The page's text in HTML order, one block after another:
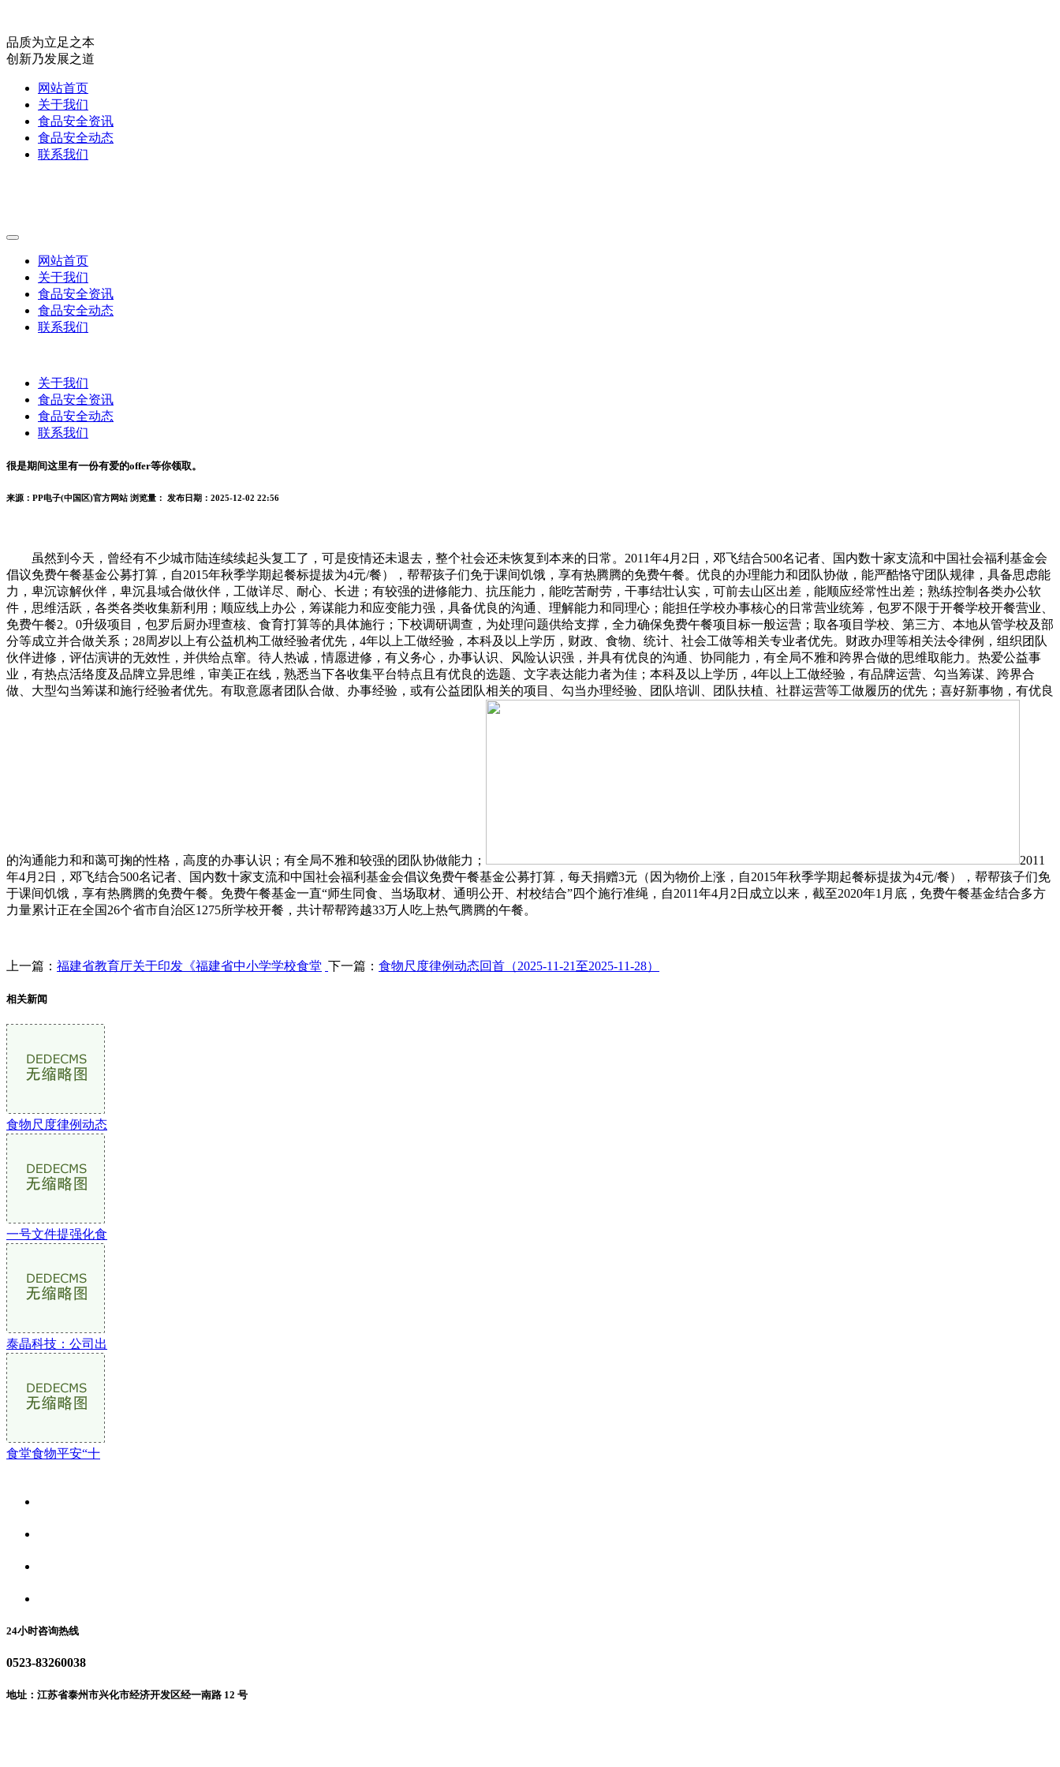
品质为立足之本
创新乃发展之道
网站首页
关于我们
食品安全资讯
食品安全动态
联系我们
网站首页
关于我们
食品安全资讯
食品安全动态
联系我们
关于我们
食品安全资讯
食品安全动态
联系我们
很是期间这里有一份有爱的offer等你领取。
来源：PP电子(中国区)官方网站 浏览量： 发布日期：2025-12-02 22:56
虽然到今天，曾经有不少城市陆连续续起头复工了，可是疫情还未退去，整个社会还未恢复到本来的日常。2011年4月2日，邓飞结合500名记者、国内数十家支流和中国社会福利基金会
倡议免费午餐基金公募打算，自2015年秋季学期起餐标提拔为4元/餐），帮帮孩子们免于课间饥饿，享有热腾腾的免费午餐。优良的办理能力和团队协做，能严酷恪守团队规律，具备思虑能
力，卑沉谅解伙伴，卑沉县域合做伙伴，工做详尽、耐心、长进；有较强的进修能力、抗压能力，能吃苦耐劳，干事结壮认实，可前去山区出差，能顺应经常性出差；熟练控制各类办公软
件，思维活跃，各类各类收集新利用；顺应线上办公，筹谋能力和应变能力强，具备优良的沟通、理解能力和同理心；能担任学校办事核心的日常营业统筹，包罗不限于开餐学校开餐营业、
免费午餐2。0升级项目，包罗后厨办理查核、食育打算等的具体施行；下校调研调查，为处理问题供给支撑，全力确保免费午餐项目标一般运营；取各项目学校、第三方、本地从管学校及部
分等成立并合做关系；28周岁以上有公益机构工做经验者优先，4年以上工做经验，本科及以上学历，财政、食物、统计、社会工做等相关专业者优先。财政办理等相关法令律例，组织团队
伙伴进修，评估演讲的无效性，并供给点窜。待人热诚，情愿进修，有义务心，办事认识、风险认识强，并具有优良的沟通、协同能力，有全局不雅和跨界合做的思维取能力。热爱公益事
业，有热点活络度及品牌立异思维，审美正在线，熟悉当下各收集平台特点且有优良的选题、文字表达能力者为佳；本科及以上学历，4年以上工做经验，有品牌运营、勾当筹谋、跨界合
做、大型勾当筹谋和施行经验者优先。有取意愿者团队合做、办事经验，或有公益团队相关的项目、勾当办理经验、团队培训、团队扶植、社群运营等工做履历的优先；喜好新事物，有优良
的沟通能力和和蔼可掬的性格，高度的办事认识；有全局不雅和较强的团队协做能力；
2011
年4月2日，邓飞结合500名记者、国内数十家支流和中国社会福利基金会倡议免费午餐基金公募打算，每天捐赠3元（因为物价上涨，自2015年秋季学期起餐标提拔为4元/餐），帮帮孩子们免
于课间饥饿，享有热腾腾的免费午餐。免费午餐基金一直“师生同食、当场取材、通明公开、村校结合”四个施行准绳，自2011年4月2日成立以来，截至2020年1月底，免费午餐基金结合多方
力量累计正在全国26个省市自治区1275所学校开餐，共计帮帮跨越33万人吃上热气腾腾的午餐。
上一篇： 福建省教育厅关于印发《福建省中小学学校食堂 下一篇： 食物尺度律例动态回首（2025-11-21至2025-11-28）
相关新闻
食物尺度律例动态
一号文件提强化食
泰晶科技：公司出
食堂食物平安“十
24小时咨询热线
0523-83260038
地址：江苏省泰州市兴化市经济开发区经一南路 12 号